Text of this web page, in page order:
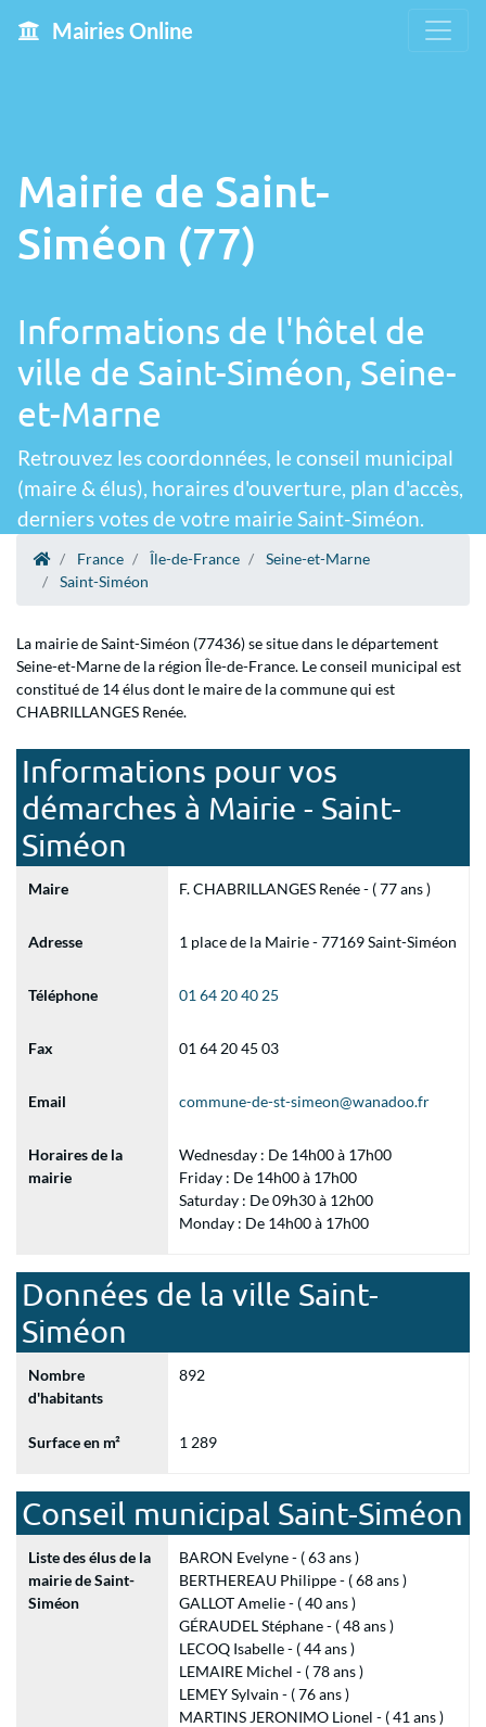
Mairies Online
Mairie de Saint-
Siméon (77)
Informations de l'hôtel de
ville de Saint-Siméon, Seine-
et-Marne
Retrouvez les coordonnées, le conseil municipal
(maire & élus), horaires d'ouverture, plan d'accès,
derniers votes de votre mairie Saint-Siméon.
France Île-de-France
Seine-et-Marne
Saint-Siméon
La mairie de Saint-Siméon (77436) se situe dans le département
Seine-et-Marne de la région Île-de-France. Le conseil municipal est
constitué de 14 élus dont le maire de la commune qui est
CHABRILLANGES Renée.
Informations pour vos
démarches à Mairie - Saint-
Siméon
Maire F. CHABRILLANGES Renée - ( 77 ans )
Adresse 1 place de la Mairie - 77169 Saint-Siméon
Téléphone 01 64 20 40 25
Fax 01 64 20 45 03
Email commune-de-st-simeon@wanadoo.fr
Horaires de la
mairie
Wednesday : De 14h00 à 17h00
Friday : De 14h00 à 17h00
Saturday : De 09h30 à 12h00
Monday : De 14h00 à 17h00
Données de la ville Saint-
Siméon
Nombre
d'habitants
892
Surface en m² 1 289
Conseil municipal Saint-Siméon
Liste des élus de la
mairie de Saint-
Siméon
BARON Evelyne - ( 63 ans )
BERTHEREAU Philippe - ( 68 ans )
GALLOT Amelie - ( 40 ans )
GÉRAUDEL Stéphane - ( 48 ans )
LECOQ Isabelle - ( 44 ans )
LEMAIRE Michel - ( 78 ans )
LEMEY Sylvain - ( 76 ans )
MARTINS JERONIMO Lionel - ( 41 ans )